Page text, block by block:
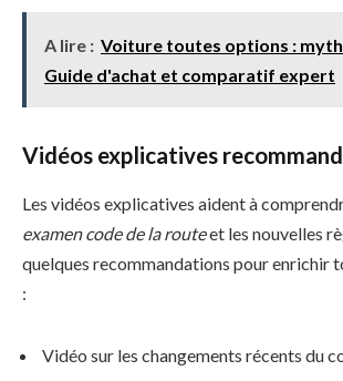
A lire : Voiture toutes options :
Guide d'achat et comparatif expert
Vidéos explicatives
Les vidéos explicatives aident à
examen code de la routeet les nouvelles
quelques recommandations pour enrichir
:
Vidéo sur les changements récents du